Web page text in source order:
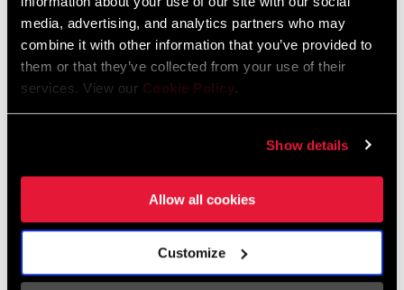
media, advertising, and analytics partners who may
combine it with other information that you’ve provided to
them or that they’ve collected from your use of their
services. View our Cookie Policy.
Show details
Allow all cookies
Customize
Videos
Alle verfügbaren Sprachen anzeigen